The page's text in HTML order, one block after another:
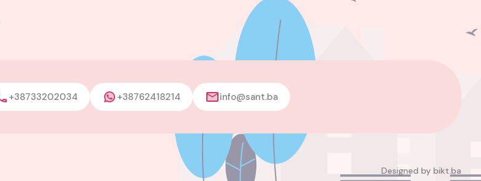
+38733202034 +38762418214 info@sant.ba
Designed by bikt.ba